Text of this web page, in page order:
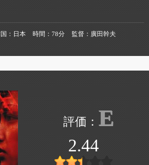
日本 時間 78分 監督
廣田幹夫
E
2.44